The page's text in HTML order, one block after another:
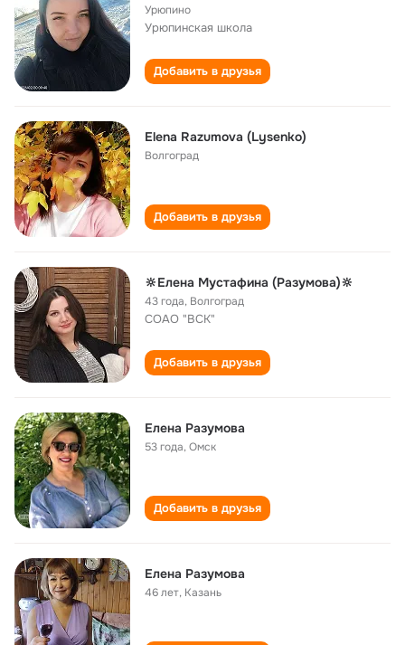
Урюпино
Урюпинская школа
Добавить в друзья
Elena Razumova (Lysenko)
Волгоград
Добавить в друзья
🔆Елена Мустафина (Разумова)🔆
43 года, Волгоград
СОАО "ВСК"
Добавить в друзья
Елена Разумова
53 года,Омск
Добавить в друзья
Елена Разумова
46 лет, Казань